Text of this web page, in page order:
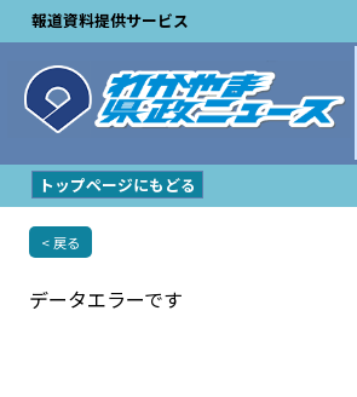
報道資料提供サービス
トップページにもどる
< 戻る
データエラーです